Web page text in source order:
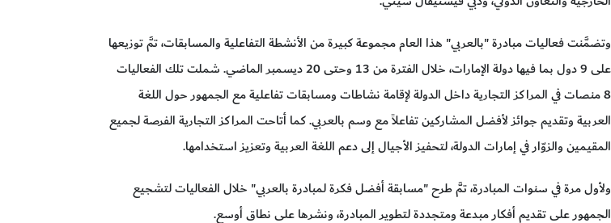
وتضمَّنت فعاليات مبادرة "بالعربي" هذا العام مجموعة كبيرة من الأنشطة التفاعلية والمسابقات، تمَّ توزيعها
على 9 دول بما فيها دولة الإمارات، خلال الفترة من 13 وحتى 20 ديسمبر الماضي. شملت تلك الفعاليات
8 منصات في المراكز التجارية داخل الدولة لإقامة نشاطات ومسابقات تفاعلية مع الجمهور حول اللغة
العربية وتقديم جوائز لأفضل المشاركين تفاعلاً مع وسم بالعربي. كما أتاحت المراكز التجارية الفرصة لجميع
المقيمين والزوّار في إمارات الدولة، لتحفيز الأجيال إلى دعم اللغة العربية وتعزيز استخدامها.
ولأول مرة في سنوات المبادرة، تمَّ طرح "مسابقة أفضل فكرة لمبادرة بالعربي" خلال الفعاليات لتشجيع
الجمهور على تقديم أفكار مبدعة ومتجددة لتطوير المبادرة، ونشرها على نطاق أوسع.